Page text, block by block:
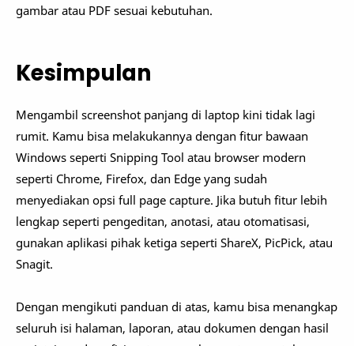
gambar atau PDF sesuai kebutuhan.
Kesimpulan
Mengambil screenshot panjang di laptop kini tidak lagi
rumit. Kamu bisa melakukannya dengan fitur bawaan
Windows seperti Snipping Tool atau browser modern
seperti Chrome, Firefox, dan Edge yang sudah
menyediakan opsi full page capture. Jika butuh fitur lebih
lengkap seperti pengeditan, anotasi, atau otomatisasi,
gunakan aplikasi pihak ketiga seperti ShareX, PicPick, atau
Snagit.
Dengan mengikuti panduan di atas, kamu bisa menangkap
seluruh isi halaman, laporan, atau dokumen dengan hasil